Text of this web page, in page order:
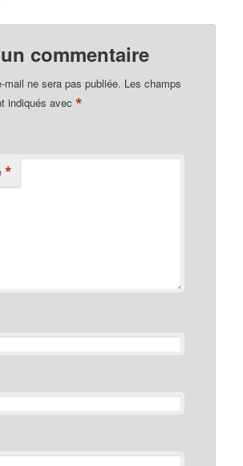
commentaire
mail ne sera pas publiée. Les champs
indiqués avec*
*